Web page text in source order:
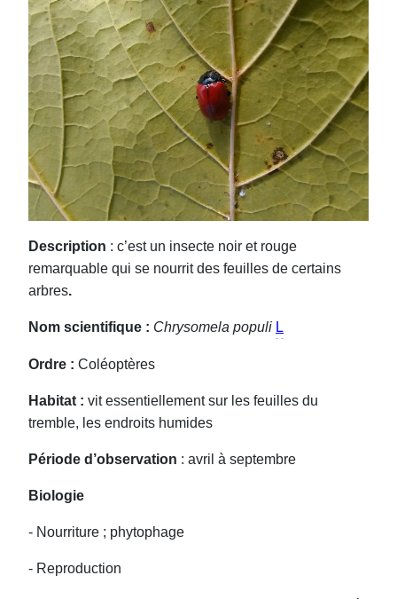
Description : c’est un insecte noir et rouge
remarquable qui se nourrit des feuilles de certains
arbres.
Nom scientifique : Chrysomela populi L
Ordre : Coléoptères
Habitat : vit essentiellement sur les feuilles du
tremble, les endroits humides
Période d’observation : avril à septembre
Biologie
- Nourriture ; phytophage
- Reproduction